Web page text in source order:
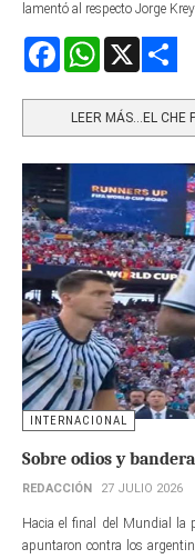
lamentó al respecto Jorge
FacebookWhatsApp
LEER MÁS…EL CHE
INTERNACIONAL
Sobre odios y
REDACCIÓN 27 JULIO 2026
Hacia el final del Mundial la
apuntaron contra los